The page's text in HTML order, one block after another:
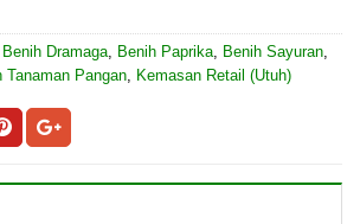
Benih Dramaga Benih Paprika Benih Sayuran
Tanaman Pangan Kemasan Retail (Utuh)